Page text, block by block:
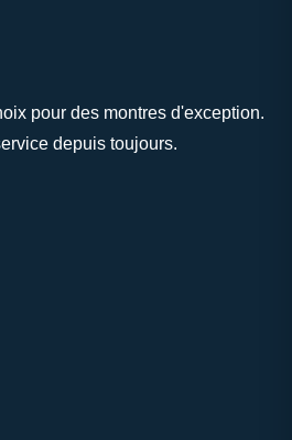
pour des montres d'exception.
depuis toujours.